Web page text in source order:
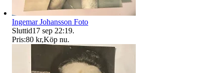
Ingemar Johansson Foto
Sluttid17 sep 22:19.
Pris:80 kr,Köp nu.